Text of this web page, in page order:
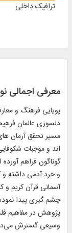
ترافیک داخلی
معرفی اجمالی
پویایى فرهنگ و
دلسوزى عالمان
مسیر تحقق آرمان‌ هاى
اند و موجبات
گوناگون فراهم
و خرد آدمى داشته و
آسمانى قرآن کریم و
چشم‌ گیرى پیدا
پژوهش در مفاهیم
وسیعى گسترش